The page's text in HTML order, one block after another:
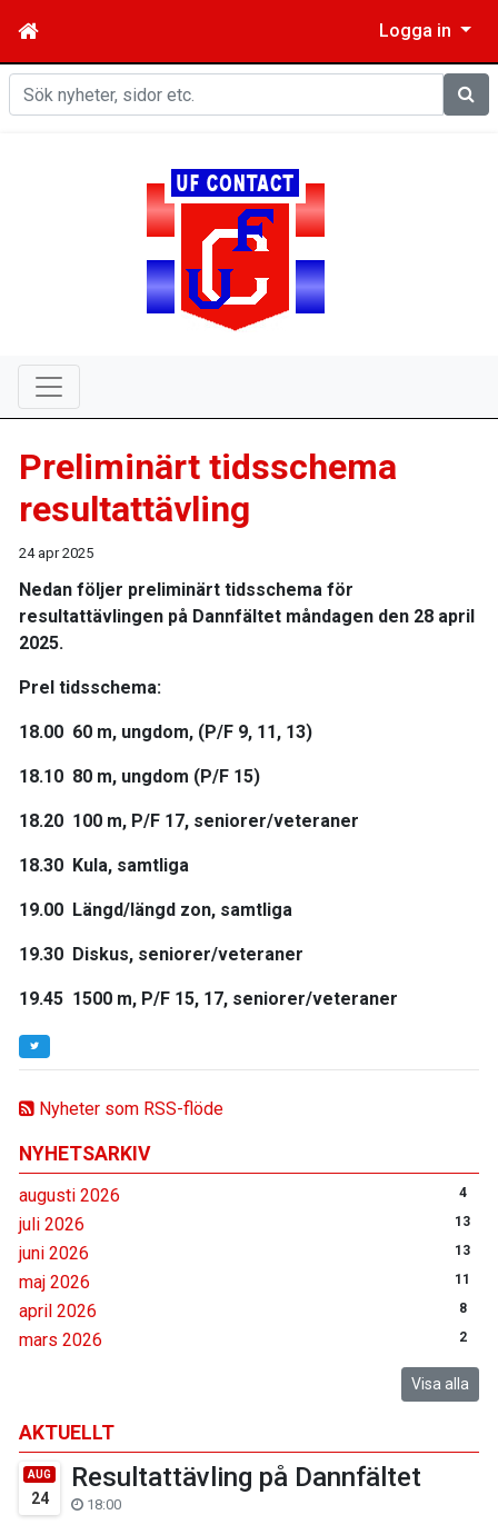
Logga in
Sök
Nyheter som RSS-flöde
NYHETSARKIV
augusti 2026 4
juli 2026 13
juni 2026 13
maj 2026 11
april 2026 8
mars 2026 2
Visa alla
AKTUELLT
AUG
24
Resultattävling på Dannfältet
18:00
Preliminärt tidsschema
resultattävling
24 apr 2025
Nedan följer preliminärt tidsschema för
resultattävlingen på Dannfältet måndagen den 28 april
2025.
Prel tidsschema:
18.00 60 m, ungdom, (P/F 9, 11, 13)
18.10 80 m, ungdom (P/F 15)
18.20 100 m, P/F 17, seniorer/veteraner
18.30 Kula, samtliga
19.00 Längd/längd zon, samtliga
19.30 Diskus, seniorer/veteraner
19.45 1500 m, P/F 15, 17, seniorer/veteraner